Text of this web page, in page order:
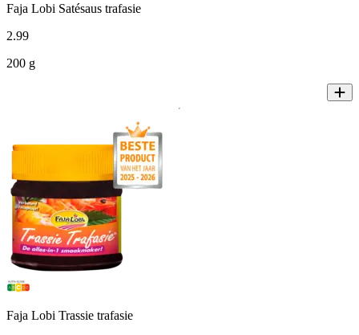
Faja Lobi Satésaus trafasie
2.99
200 g
Faja Lobi Trassie trafasie